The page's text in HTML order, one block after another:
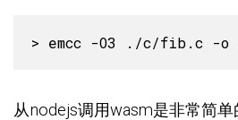
从nodejs调用wasm是非常简